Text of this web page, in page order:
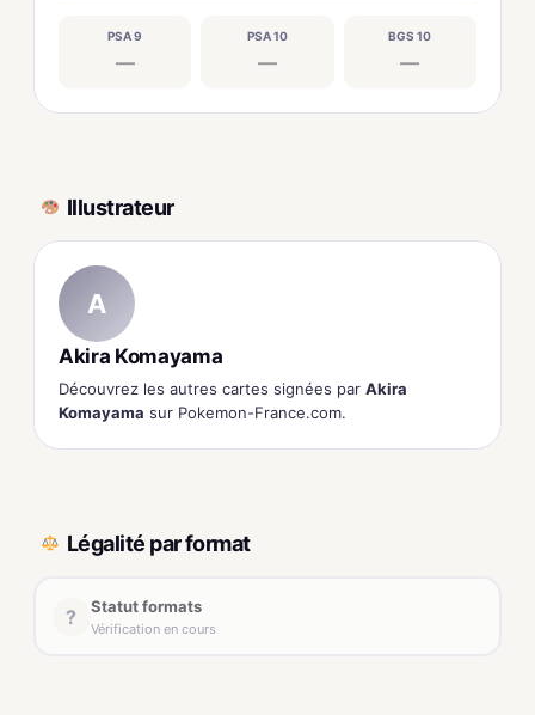
PSA 9
—
PSA 10
—
BGS 10
—
Illustrateur
A
Akira Komayama
Découvrez les autres cartes signées par Akira
Komayama sur Pokemon-France.com.
Légalité par format
? Statut formats
Vérification en cours